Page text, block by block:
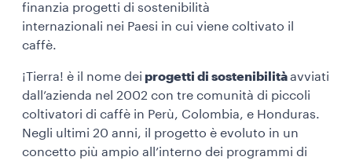
finanzia progetti di sostenibilità
internazionali nei Paesi in cui viene coltivato il
caffè.
¡Tierra! è il nome dei progetti di sostenibilitàavviati
dall’azienda nel 2002 con tre comunità di piccoli
coltivatori di caffè in Perù, Colombia, e Honduras.
Negli ultimi 20 anni, il progetto è evoluto in un
concetto più ampio all’interno dei programmi di